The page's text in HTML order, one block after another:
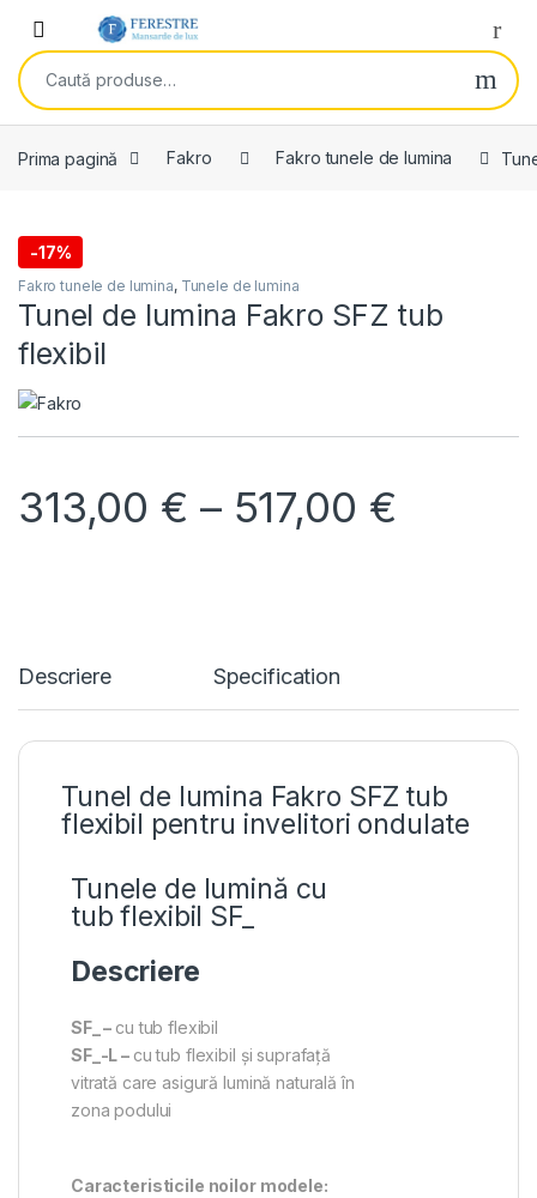
Skip to navigation
Skip to content
Open
Caută după:
Prima pagină Fakro Fakro tunele de lumina
-17%
Fakro tunele de lumina, Tunele de lumina
Tunel de lumina Fakro SFZ tub
flexibil
313,00 € – 517,00 €
Descriere Specification
Tunel de lumina Fakro SFZ tub
flexibil pentru invelitori ondulate
Tunele de lumină cu
tub flexibil SF_
Descriere
SF_ – cu tub flexibil
SF_-L – cu tub flexibil și suprafață
vitrată care asigură lumină naturală în
zona podului
Caracteristicile noilor modele: